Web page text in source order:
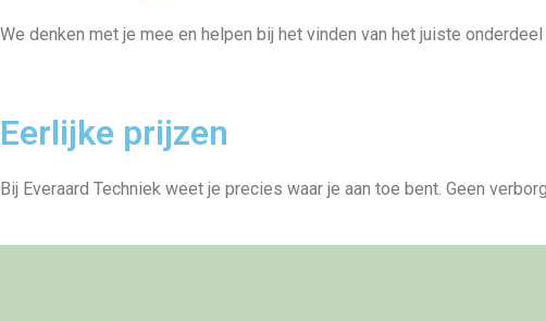
We denken met je mee en helpen bij het vinden van het juiste
Eerlijke prijzen
Bij Everaard Techniek weet je precies waar je aan toe bent. Geen